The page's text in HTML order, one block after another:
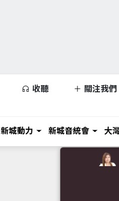
收聽 關注我們
新城動力 新城音統會 大